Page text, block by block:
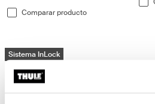
Comparar producto
Thule Shield alforja para bicicleta con
Sistema InLock
Thule Shield pannier with InLock 22L
Thule Shield pannier with InLock
Thule Shield pannier with
Thule Shield
alforja para bicicleta con InLock